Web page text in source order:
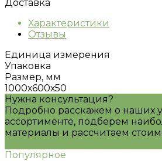
Доставка
Характеристики
Отзывы
Единица измерения
Упаковка
Размер, мм
1000х600х50
Нужна консультация?
Подробно расскажем о наших
ассортименте, подберем
материалы и рассчитаем
Популярное